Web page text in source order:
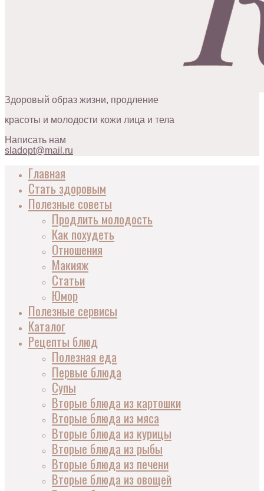
Здоровый образ жизни, продление
красоты и молодости кожи лица и тела
Написать нам
sladopt@mail.ru
Главная
Стать здоровым
Полезные советы
Продлить молодость
Как похудеть
Отношения
Макияж
Статьи
Юмор
Полезные сервисы
Каталог
Рецепты блюд
Полезная еда
Первые блюда
Супы
Вторые блюда из картошки
Вторые блюда из мяса
Вторые блюда из курицы
Вторые блюда из рыбы
Вторые блюда из печени
Вторые блюда из овощей